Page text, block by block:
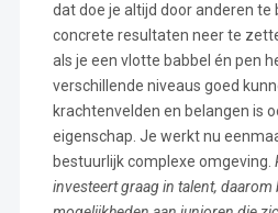
dat doe je altijd door anderen te
concrete resultaten neer te
als je een vlotte babbel én pen
verschillende niveaus goed
krachtenvelden en belangen is
eigenschap. Je werkt nu
bestuurlijk complexe omgeving.
investeert graag in talent, daarom